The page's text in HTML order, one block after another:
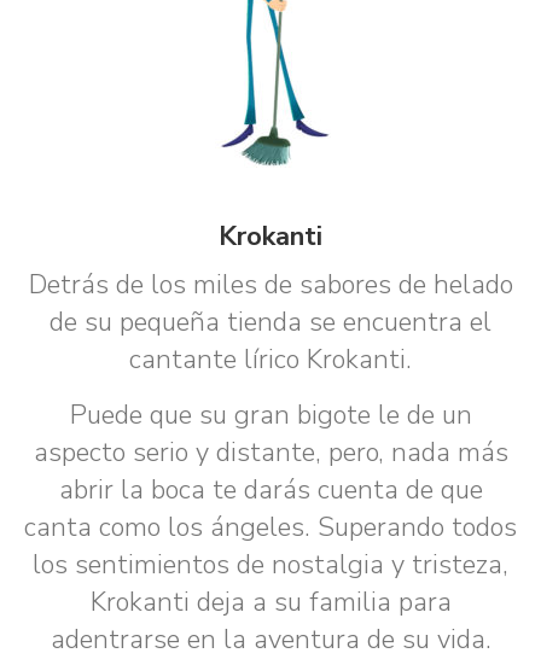
Krokanti
Detrás de los miles de sabores de helado
de su pequeña tienda se encuentra el
cantante lírico Krokanti.
Puede que su gran bigote le de un
aspecto serio y distante, pero, nada más
abrir la boca te darás cuenta de que
canta como los ángeles. Superando todos
los sentimientos de nostalgia y tristeza,
Krokanti deja a su familia para
adentrarse en la aventura de su vida.